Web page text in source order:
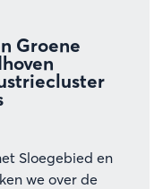
Groene
Sloegebied en
we over de